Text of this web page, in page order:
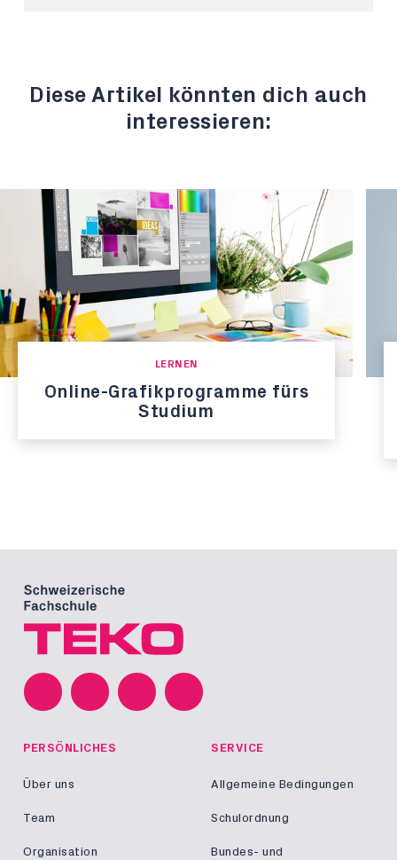
Diese Artikel könnten dich auch
interessieren:
LERNEN
Online-Grafikprogramme fürs
Studium
PERSÖNLICHES
Über uns
Team
Organisation
SERVICE
Allgemeine Bedingungen
Schulordnung
Bundes- und